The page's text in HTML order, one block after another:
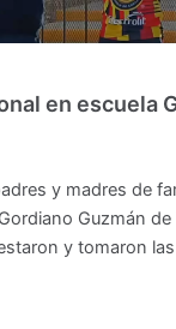
en escuela
y madres de
Guzmán
y tomaron